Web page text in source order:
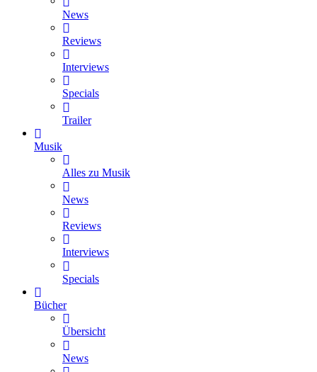
News
Reviews
Interviews
Specials
Trailer
Musik
Alles zu Musik
News
Reviews
Interviews
Specials
Bücher
Übersicht
News